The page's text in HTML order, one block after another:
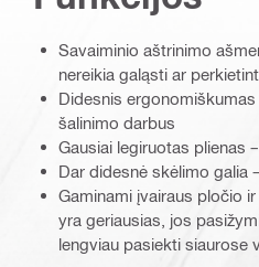
Savaiminio aštrinimo
nereikia galąsti ar
Didesnis
šalinimo darbus
Gausiai legiruotas plienas
Dar didesnė skėlimo galia
Gaminami įvairaus pločio
yra geriausias, jos
lengviau pasiekti siaurose